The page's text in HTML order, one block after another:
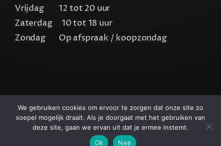
Vrijdag 12 tot 20 uur
Zaterdag 10 tot 18 uur
Zondag Op afspraak / koopzondag
© Copyright 2024 - 2026Blckwork.nl
We gebruiken cookies om ervoor te zorgen dat onze site zo
soepel mogelijk draait. Als je doorgaat met het gebruiken van
deze site, gaan we ervan uit dat je ermee instemt.
Ok
Nee